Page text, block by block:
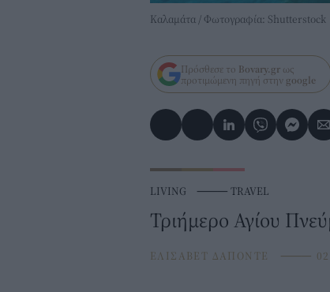
Καλαμάτα / Φωτογραφία: Shutterstock
Πρόσθεσε το Bovary.gr ως
προτιμώμενη πηγή στην google
LIVING ⸻ TRAVEL
Τριήμερο Αγίου
ΕΛΙΣΑΒΕΤ ΔΑΠΟΝΤΕ ⸻